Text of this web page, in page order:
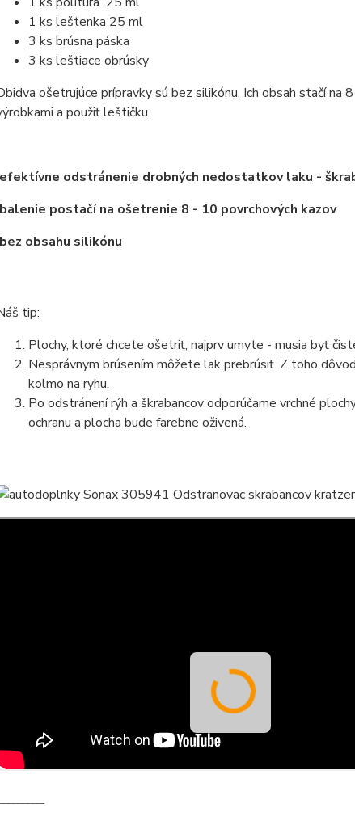
1 ks leštenka 25 ml
3 ks brúsna páska
3 ks leštiace obrúsky
ošetrujúce prípravky sú bez silikónu. Ich obsah stačí
a použiť leštičku.
efektívne odstránenie drobných nedostatkov laku -
balenie postačí na ošetrenie 8 - 10 povrchových kazov
bez obsahu silikónu
tip:
Plochy, ktoré chcete ošetriť, najprv umyte - musia byť
Nesprávnym brúsením môžete lak prebrúsiť. Z toho
kolmo na ryhu.
Po odstránení rýh a škrabancov odporúčame vrchné
ochranu a plocha bude farebne oživená.